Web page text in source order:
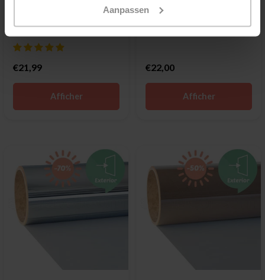
Aanpassen
€21,99
Afficher
Légèrement teinté, reflété de
€22,00
Afficher